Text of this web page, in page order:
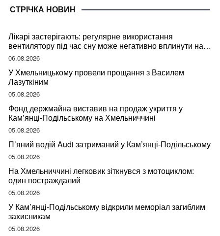
СТРІЧКА НОВИН
Лікарі застерігають: регулярне використання
вентилятору під час сну може негативно вплинути на
ваше здоров’я
06.08.2026
У Хмельницькому провели прощання з Василем
Лазуткіним
05.08.2026
Фонд держмайна виставив на продаж укриття у
Кам’янці-Подільському на Хмельниччині
05.08.2026
П’яний водій Audi затриманий у Кам’янці-Подільському
05.08.2026
На Хмельниччині легковик зіткнувся з мотоциклом:
один постраждалий
05.08.2026
У Кам’янці-Подільському відкрили меморіал загиблим
захисникам
05.08.2026